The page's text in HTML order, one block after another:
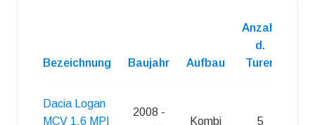
Bezeichnung Baujahr Aufbau
Anzahl
d.
Turen
Dacia Logan
MCV 1.6 MPI
2008 -
Kombi 5